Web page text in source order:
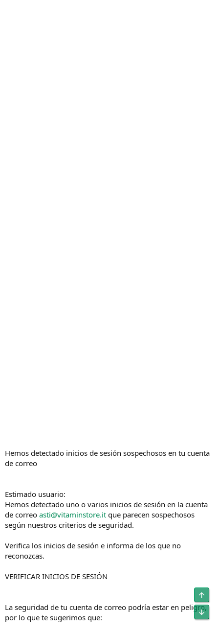
Hemos detectado inicios de sesión sospechosos en tu cuenta
de correo
Estimado usuario:
Hemos detectado uno o varios inicios de sesión en la cuenta
de correo asti@vitaminstore.it que parecen sospechosos
según nuestros criterios de seguridad.
Verifica los inicios de sesión e informa de los que no
reconozcas.
VERIFICAR INICIOS DE SESIÓN
La seguridad de tu cuenta de correo podría estar en peligro,
por lo que te sugerimos que: